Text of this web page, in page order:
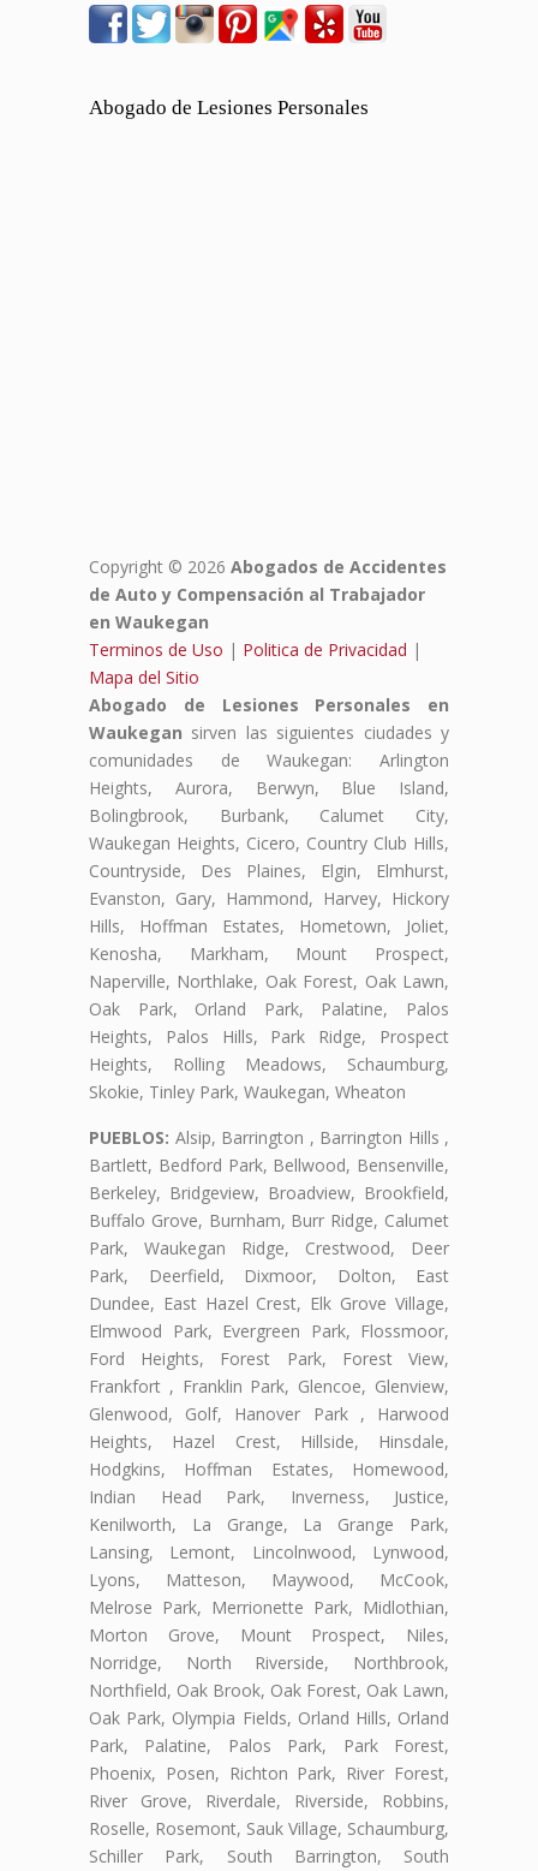
Abogado de Lesiones Personales
Copyright © 2026 Abogados de Accidentes
de Auto y Compensación al Trabajador
en Waukegan
Terminos de Uso | Politica de Privacidad |
Mapa del Sitio
Abogado de Lesiones Personales en
Waukegan sirven las siguientes ciudades y
comunidades de Waukegan: Arlington
Heights, Aurora, Berwyn, Blue Island,
Bolingbrook, Burbank, Calumet City,
Waukegan Heights, Cicero, Country Club Hills,
Countryside, Des Plaines, Elgin, Elmhurst,
Evanston, Gary, Hammond, Harvey, Hickory
Hills, Hoffman Estates, Hometown, Joliet,
Kenosha, Markham, Mount Prospect,
Naperville, Northlake, Oak Forest, Oak Lawn,
Oak Park, Orland Park, Palatine, Palos
Heights, Palos Hills, Park Ridge, Prospect
Heights, Rolling Meadows, Schaumburg,
Skokie, Tinley Park, Waukegan, Wheaton
PUEBLOS: Alsip, Barrington , Barrington Hills ,
Bartlett, Bedford Park, Bellwood, Bensenville,
Berkeley, Bridgeview, Broadview, Brookfield,
Buffalo Grove, Burnham, Burr Ridge, Calumet
Park, Waukegan Ridge, Crestwood, Deer
Park, Deerfield, Dixmoor, Dolton, East
Dundee, East Hazel Crest, Elk Grove Village,
Elmwood Park, Evergreen Park, Flossmoor,
Ford Heights, Forest Park, Forest View,
Frankfort , Franklin Park, Glencoe, Glenview,
Glenwood, Golf, Hanover Park , Harwood
Heights, Hazel Crest, Hillside, Hinsdale,
Hodgkins, Hoffman Estates, Homewood,
Indian Head Park, Inverness, Justice,
Kenilworth, La Grange, La Grange Park,
Lansing, Lemont, Lincolnwood, Lynwood,
Lyons, Matteson, Maywood, McCook,
Melrose Park, Merrionette Park, Midlothian,
Morton Grove, Mount Prospect, Niles,
Norridge, North Riverside, Northbrook,
Northfield, Oak Brook, Oak Forest, Oak Lawn,
Oak Park, Olympia Fields, Orland Hills, Orland
Park, Palatine, Palos Park, Park Forest,
Phoenix, Posen, Richton Park, River Forest,
River Grove, Riverdale, Riverside, Robbins,
Roselle, Rosemont, Sauk Village, Schaumburg,
Schiller Park, South Barrington, South